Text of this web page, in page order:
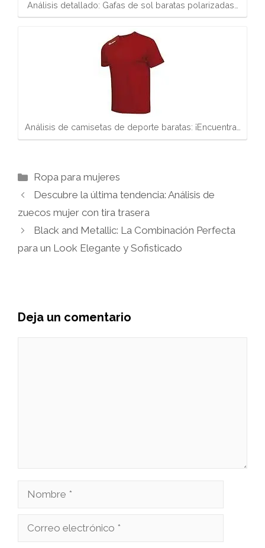
Análisis detallado: Gafas de sol baratas polarizadas…
Análisis de camisetas de deporte baratas: ¡Encuentra…
Categorías
Ropa para mujeres
Descubre la última tendencia: Análisis de
zuecos mujer con tira trasera
Black and Metallic: La Combinación Perfecta
para un Look Elegante y Sofisticado
Deja un comentario
Nombre
Correo